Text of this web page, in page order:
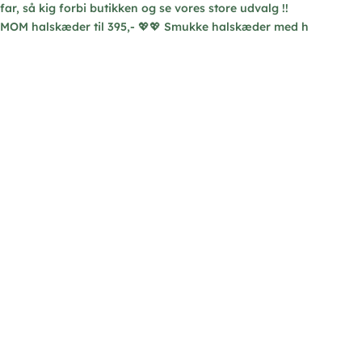
MOM halskæder til 395,- 💖💖 Smukke halskæder med h